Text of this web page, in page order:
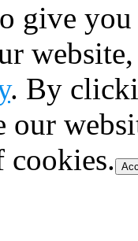
give
. By
our
cookies.